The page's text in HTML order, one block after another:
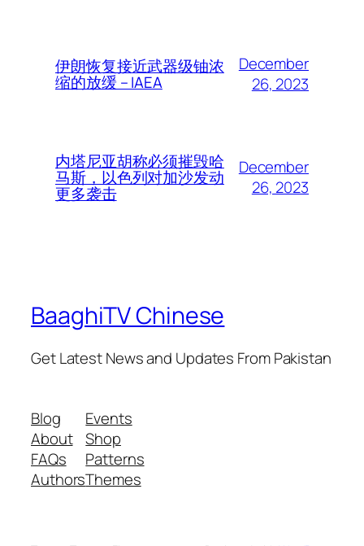
伊朗恢复接近武器级铀浓
缩的放缓 – IAEA
December
26, 2023
内塔尼亚胡称必须摧毁哈
马斯，以色列对加沙发动
更多袭击
December
26, 2023
BaaghiTV Chinese
Get Latest News and Updates From Pakistan
Blog
About
FAQs
Authors
Events
Shop
Patterns
Themes